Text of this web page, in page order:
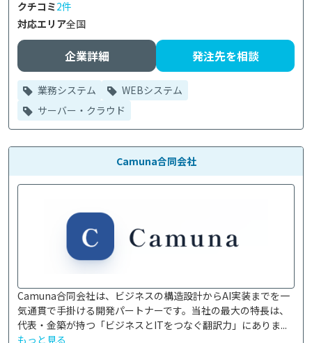
クチコミ2件
対応エリア全国
企業詳細 発注先を相談
業務システム
WEBシステム
サーバー・クラウド
Camuna合同会社
Camuna合同会社は、ビジネスの構造設計からAI実装までを一
気通貫で手掛ける開発パートナーです。当社の最大の特長は、
代表・金築が持つ「ビジネスとITをつなぐ翻訳力」にありま...
もっと見る